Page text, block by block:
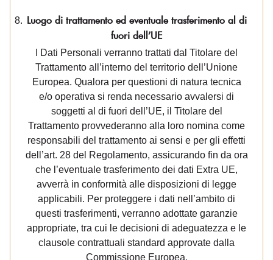
Luogo di trattamento ed eventuale trasferimento al di
fuori dell’UE
I Dati Personali verranno trattati dal Titolare del
Trattamento all’interno del territorio dell’Unione
Europea. Qualora per questioni di natura tecnica
e/o operativa si renda necessario avvalersi di
soggetti al di fuori dell’UE, il Titolare del
Trattamento provvederanno alla loro nomina come
responsabili del trattamento ai sensi e per gli effetti
dell’art. 28 del Regolamento, assicurando fin da ora
che l’eventuale trasferimento dei dati Extra UE,
avverrà in conformità alle disposizioni di legge
applicabili. Per proteggere i dati nell’ambito di
questi trasferimenti, verranno adottate garanzie
appropriate, tra cui le decisioni di adeguatezza e le
clausole contrattuali standard approvate dalla
Commissione Europea.